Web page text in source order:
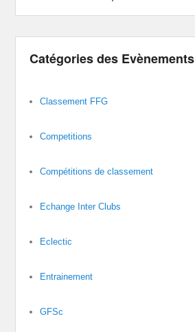
Catégories des Evènements
Classement FFG
Competitions
Compétitions de classement
Echange Inter Clubs
Eclectic
Entrainement
GFSc